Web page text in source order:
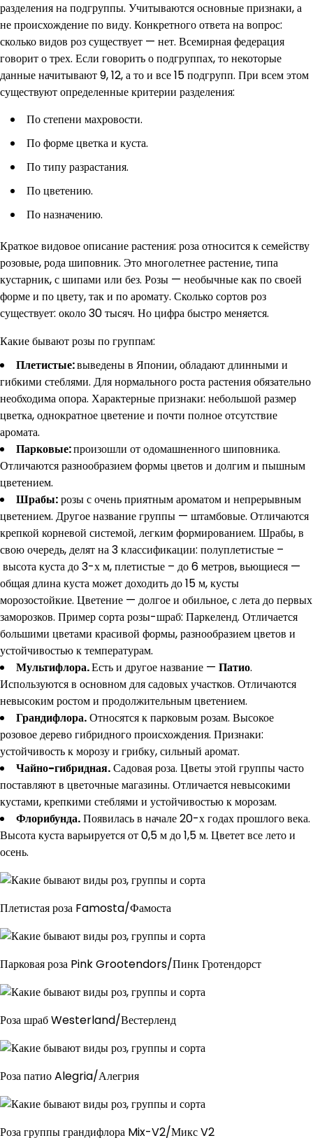
разделения на подгруппы. Учитываются основные признаки, а
не происхождение по виду. Конкретного ответа на вопрос:
сколько видов роз существует — нет. Всемирная федерация
говорит о трех. Если говорить о подгруппах, то некоторые
данные начитывают 9, 12, а то и все 15 подгрупп. При всем этом
существуют определенные критерии разделения:
По степени махровости.
По форме цветка и куста.
По типу разрастания.
По цветению.
По назначению.
Краткое видовое описание растения: роза относится к семейству
розовые, рода шиповник. Это многолетнее растение, типа
кустарник, с шипами или без. Розы — необычные как по своей
форме и по цвету, так и по аромату. Сколько сортов роз
существует: около 30 тысяч. Но цифра быстро меняется.
Какие бывают розы по группам:
Плетистые:выведены в Японии, обладают длинными и
гибкими стеблями. Для нормального роста растения обязательно
необходима опора. Характерные признаки: небольшой размер
цветка, однократное цветение и почти полное отсутствие
аромата.
Парковые:произошли от одомашненного шиповника.
Отличаются разнообразием формы цветов и долгим и пышным
цветением.
Шрабы:розы с очень приятным ароматом и непрерывным
цветением. Другое название группы — штамбовые. Отличаются
крепкой корневой системой, легким формированием. Шрабы, в
свою очередь, делят на 3 классификации: полуплетистые –
высота куста до 3-х м, плетистые – до 6 метров, вьющиеся —
общая длина куста может доходить до 15 м, кусты
морозостойкие. Цветение — долгое и обильное, с лета до первых
заморозков. Пример сорта розы-шраб: Паркеленд. Отличается
большими цветами красивой формы, разнообразием цветов и
устойчивостью к температурам.
Мультифлора.Есть и другое название — Патио.
Используются в основном для садовых участков. Отличаются
невысоким ростом и продолжительным цветением.
Грандифлора.Относятся к парковым розам. Высокое
розовое дерево гибридного происхождения. Признаки:
устойчивость к морозу и грибку, сильный аромат.
Чайно-гибридная.Садовая роза. Цветы этой группы часто
поставляют в цветочные магазины. Отличается невысокими
кустами, крепкими стеблями и устойчивостью к морозам.
Флорибунда.Появилась в начале 20-х годах прошлого века.
Высота куста варьируется от 0,5 м до 1,5 м. Цветет все лето и
осень.
Плетистая роза Famosta/Фамоста
Парковая роза Pink Grootendors/Пинк Гротендорст
Роза шраб Westerland/Вестерленд
Роза патио Alegria/Алегрия
Роза группы грандифлора Mix-V2/Микс V2